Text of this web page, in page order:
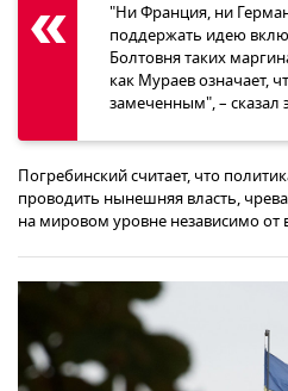
"Ни Франция, ни
поддержать идею
Болтовня таких
как Мураев означает,
замеченным", – сказал
Погребинский считает, что
проводить нынешняя власть,
на мировом уровне независимо от